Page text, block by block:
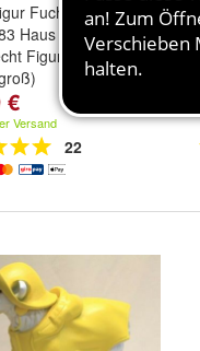
Fuchs ca. 60cm
Haus Garten
Figur (Gr.
€
Versand
22